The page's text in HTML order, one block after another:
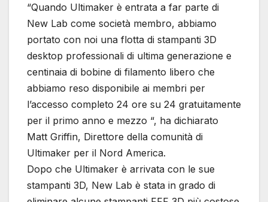
“Quando Ultimaker è entrata a far parte di
New Lab come società membro, abbiamo
portato con noi una flotta di stampanti 3D
desktop professionali di ultima generazione e
centinaia di bobine di filamento libero che
abbiamo reso disponibile ai membri per
l’accesso completo 24 ore su 24 gratuitamente
per il primo anno e mezzo “, ha dichiarato
Matt Griffin, Direttore della comunità di
Ultimaker per il Nord America.
Dopo che Ultimaker è arrivata con le sue
stampanti 3D, New Lab è stata in grado di